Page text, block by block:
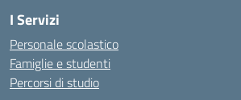
I Servizi
Personale scolastico
Famiglie e studenti
Percorsi di studio